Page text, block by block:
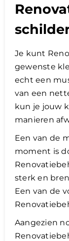
Video Reviews
Je kunt
gewenste
echt een
van een
kun je jouw
manieren
Een van de
moment is
sterk en
Een van de
Aangezien